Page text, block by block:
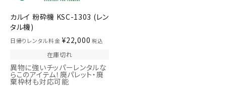
カルイ 粉砕機 KSC-1303 (レン
タル機)
日帰りレンタル料金 ¥22,000 税込
在庫切れ
異物に強いチッパーレンタルな
らこのアイテム！廃パレット・廃
棄枠材も対応可能